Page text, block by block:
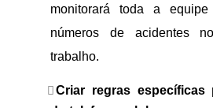
monitorará toda a
números de acidentes
trabalho.
Criar regras específicas